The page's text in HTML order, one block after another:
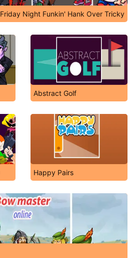
Friday Night Funkin' Hank Over Tricky
Abstract Golf
Happy Pairs